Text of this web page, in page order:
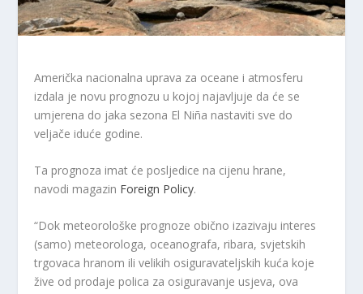
Američka nacionalna uprava za oceane i atmosferu
izdala je novu prognozu u kojoj najavljuje da će se
umjerena do jaka sezona El Niña nastaviti sve do
veljače iduće godine.
Ta prognoza imat će posljedice na cijenu hrane,
navodi magazin Foreign Policy.
“Dok meteorološke prognoze obično izazivaju interes
(samo) meteorologa, oceanografa, ribara, svjetskih
trgovaca hranom ili velikih osiguravateljskih kuća koje
žive od prodaje polica za osiguravanje usjeva, ova